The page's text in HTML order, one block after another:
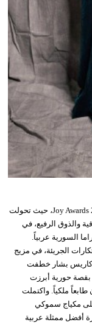
سجّلت النجمات السوريات حضوراً لافتاً في حفل Joy Awards 2026، حيث تحولت
والذوق الرفيع، في
السورية عربياً.
الجريئة، في مزيج
كاريس بشار خطفت
بقصة حورية أبرزت
ملكياً. واكتملت
مكياج سموكي
أفضل ممثلة عربية